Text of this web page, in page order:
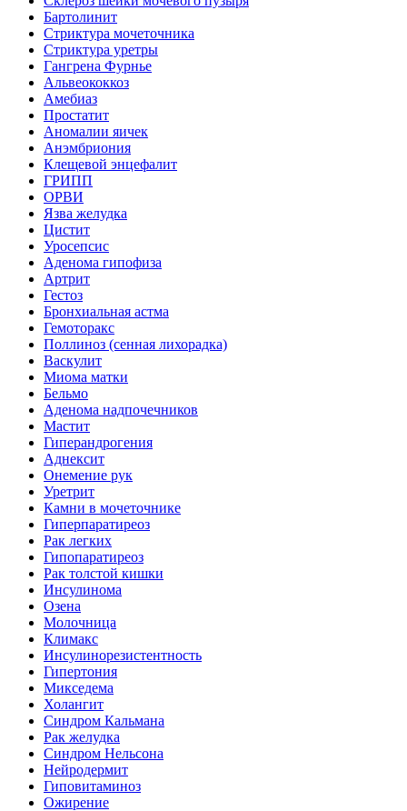
Бартолинит
Стриктура мочеточника
Стриктура уретры
Гангрена Фурнье
Альвеококкоз
Амебиаз
Простатит
Аномалии яичек
Анэмбриония
Клещевой энцефалит
ГРИПП
ОРВИ
Язва желудка
Цистит
Уросепсис
Аденома гипофиза
Артрит
Гестоз
Бронхиальная астма
Гемоторакс
Поллиноз (сенная лихорадка)
Васкулит
Миома матки
Бельмо
Аденома надпочечников
Мастит
Гиперандрогения
Аднексит
Онемение рук
Уретрит
Камни в мочеточнике
Гиперпаратиреоз
Рак легких
Гипопаратиреоз
Рак толстой кишки
Инсулинома
Озена
Молочница
Климакс
Инсулинорезистентность
Гипертония
Микседема
Холангит
Синдром Кальмана
Рак желудка
Синдром Нельсона
Нейродермит
Гиповитаминоз
Ожирение